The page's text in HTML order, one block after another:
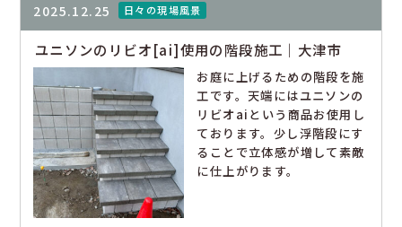
2025.12.25 日々の現場風景
ユニソンのリビオ[ai]使用の階段施工｜大津市
お庭に上げるための階段を施
工です。天端にはユニソンの
リビオaiという商品お使用し
ております。少し浮階段にす
ることで立体感が増して素敵
に仕上がります。